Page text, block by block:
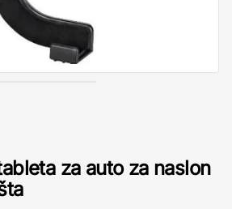
za auto za naslon